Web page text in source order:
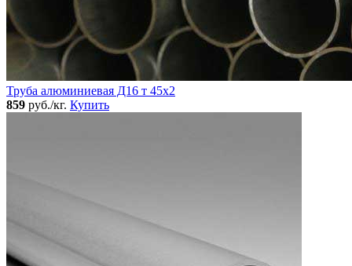
Труба алюминиевая Д16 т 45х2
859 руб./кг. Купить